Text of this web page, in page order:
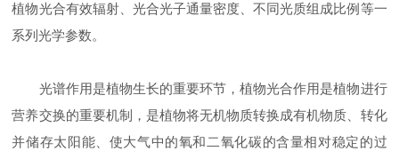
植物光合有效辐射、光合光子通量密度、不同光质组成比例等一
系列光学参数。
光谱作用是植物生长的重要环节，植物光合作用是植物进行
营养交换的重要机制，是植物将无机物质转换成有机物质、转化
并储存太阳能、使大气中的氧和二氧化碳的含量相对稳定的过